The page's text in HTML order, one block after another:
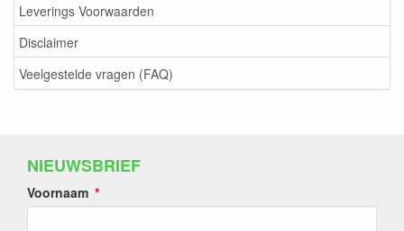
Leverings Voorwaarden
Disclaimer
Veelgestelde vragen (FAQ)
NIEUWSBRIEF
Voornaam